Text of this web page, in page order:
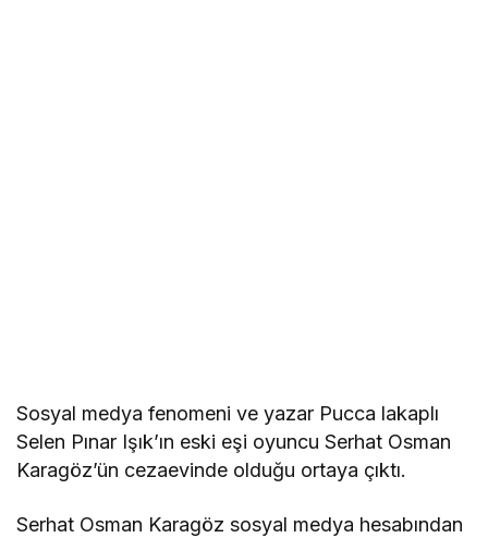
Sosyal medya fenomeni ve yazar Pucca lakaplı
Selen Pınar Işık’ın eski eşi oyuncu Serhat Osman
Karagöz’ün cezaevinde olduğu ortaya çıktı.
Serhat Osman Karagöz sosyal medya hesabından